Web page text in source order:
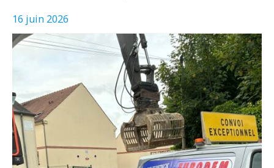
16 juin 2026